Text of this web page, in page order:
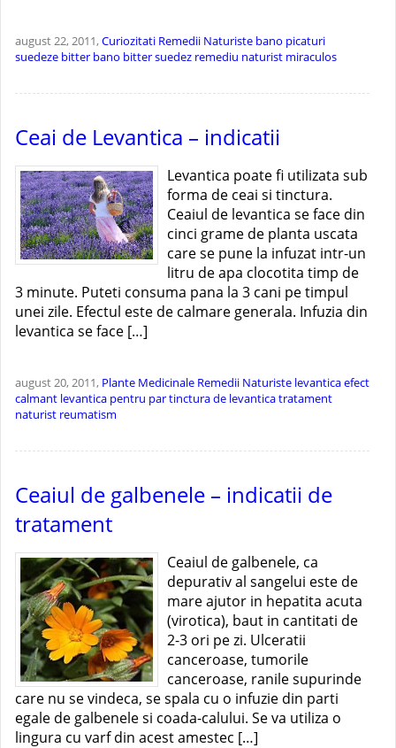
august 22, 2011,Curiozitati Remedii Naturiste bano picaturi
suedeze bitter bano bitter suedez remediu naturist miraculos
Ceai de Levantica – indicatii
Levantica poate fi utilizata sub
forma de ceai si tinctura.
Ceaiul de levantica se face din
cinci grame de planta uscata
care se pune la infuzat intr-un
litru de apa clocotita timp de
3 minute. Puteti consuma pana la 3 cani pe timpul
unei zile. Efectul este de calmare generala. Infuzia din
levantica se face […]
august 20, 2011, Plante Medicinale Remedii Naturiste levantica efect
calmant levantica pentru partinctura de levanticatratament
naturist reumatism
Ceaiul de galbenele – indicatii de
tratament
Ceaiul de galbenele, ca
depurativ al sangelui este de
mare ajutor in hepatita acuta
(virotica), baut in cantitati de
2-3 ori pe zi. Ulceratii
canceroase, tumorile
canceroase, ranile supurinde
care nu se vindeca, se spala cu o infuzie din parti
egale de galbenele si coada-calului. Se va utiliza o
lingura cu varf din acest amestec […]